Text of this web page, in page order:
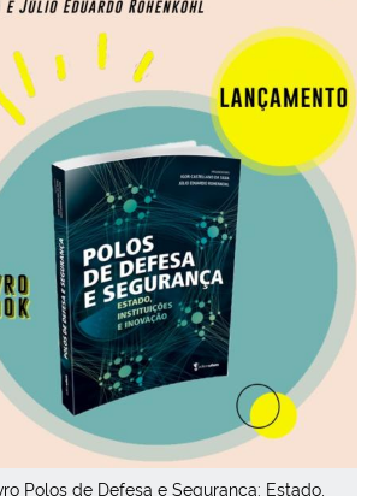
Polos de Defesa e Segurança: Estado,